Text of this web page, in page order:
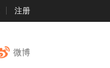
注册
微博